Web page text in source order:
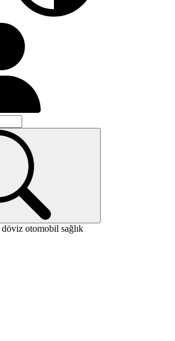
döviz otomobil sağlık